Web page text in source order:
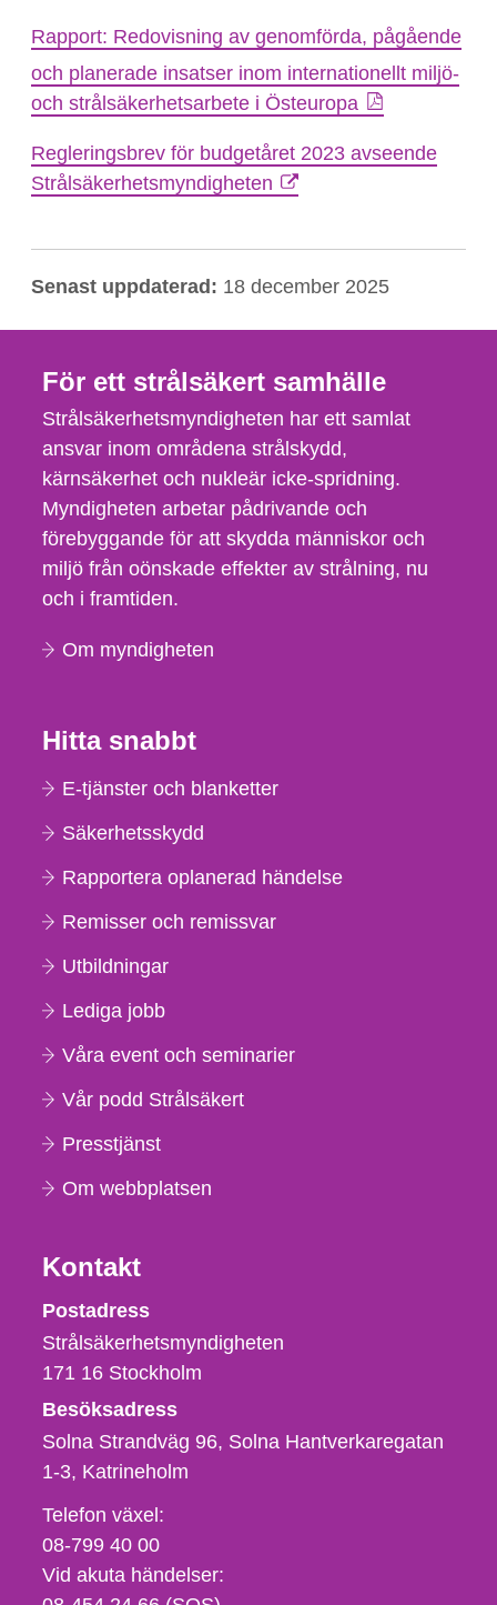
Rapport: Redovisning av genomförda, pågående
och planerade insatser inom internationellt miljö-
och strålsäkerhetsarbete i Östeuropa
Regleringsbrev för budgetåret 2023 avseende
Strålsäkerhetsmyndigheten
Senast uppdaterad: 18 december 2025
För ett strålsäkert samhälle
Strålsäkerhetsmyndigheten har ett samlat
ansvar inom områdena strålskydd,
kärnsäkerhet och nukleär icke-spridning.
Myndigheten arbetar pådrivande och
förebyggande för att skydda människor och
miljö från oönskade effekter av strålning, nu
och i framtiden.
Om myndigheten
Hitta snabbt
E-tjänster och blanketter
Säkerhetsskydd
Rapportera oplanerad händelse
Remisser och remissvar
Utbildningar
Lediga jobb
Våra event och seminarier
Vår podd Strålsäkert
Presstjänst
Om webbplatsen
Kontakt
Strålsäkerhetsmyndigheten
Postadress
Strålsäkerhetsmyndigheten
171 16 Stockholm
Besöksadress
Solna Strandväg 96, Solna Hantverkaregatan
1-3 Katrineholm
Telefon,
fax
och
e-
Telefon växel:
08-799 40 00
Vid akuta händelser: